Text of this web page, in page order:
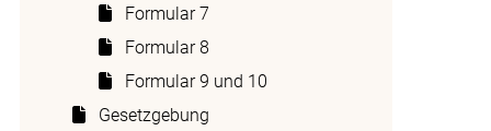
Formular 7
Formular 8
Formular 9 und 10
Gesetzgebung
Geschäftsvermögen
Kunstgegenstände wie Bilder, Skulpturen,
Plastiken, fotografische Kunstwerke usw.
dienen normalerweise privaten Zwecken und